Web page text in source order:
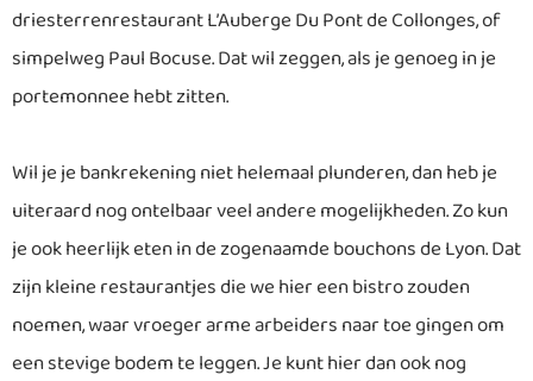
driesterrenrestaurant L’Auberge Du Pont de Collonges, of
simpelweg Paul Bocuse. Dat wil zeggen, als je genoeg in je
portemonnee hebt zitten.
Wil je je bankrekening niet helemaal plunderen, dan heb je
uiteraard nog ontelbaar veel andere mogelijkheden. Zo kun
je ook heerlijk eten in de zogenaamde bouchons de Lyon. Dat
zijn kleine restaurantjes die we hier een bistro zouden
noemen, waar vroeger arme arbeiders naar toe gingen om
een stevige bodem te leggen. Je kunt hier dan ook nog